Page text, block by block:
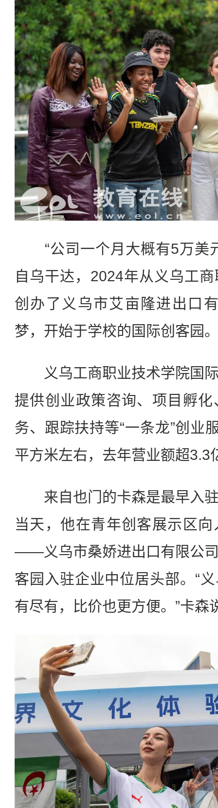
“公司一个月大概有5万美
自乌干达，2024年从义乌工
创办了义乌市艾亩隆进出口
梦，开始于学校的国际创客园
义乌工商职业技术学院国际
提供创业政策咨询、项目孵
务、跟踪扶持等“一条龙”创业
平方米左右，去年营业额超3.3
来自也门的卡森是最早入驻
当天，他在青年创客展示区
——义乌市桑娇进出口有限公
客园入驻企业中位居头部。“
有尽有，比价也更方便。”卡森